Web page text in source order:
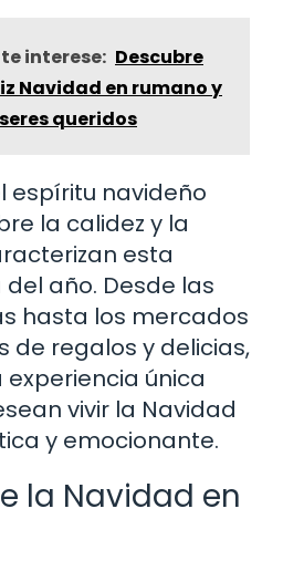
interese: Descubre
Navidad en rumano y
queridos
espíritu navideño
la calidez y la
esta
año. Desde las
hasta los mercados
de regalos y delicias,
única
vivir la Navidad
y emocionante.
la Navidad en